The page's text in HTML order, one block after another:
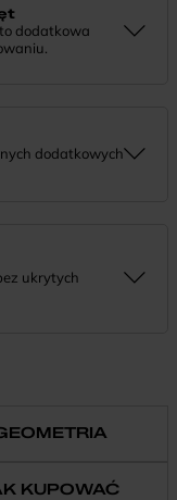
dodatkowa
dodatkowych
ukrytych
KUPOWAĆ